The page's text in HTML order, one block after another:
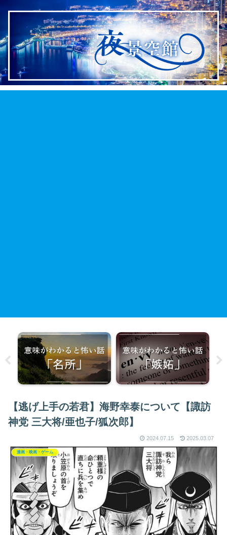
【逃げ上手の若君】海野幸泰について【諏訪
神党 三大将/亜也子/狐次郎】
2024.07.15 2025.03.07
漫画・映画・ゲーム